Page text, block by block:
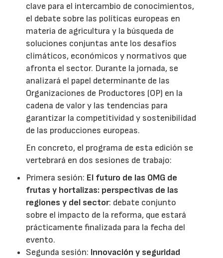
clave para el intercambio de conocimientos,
el debate sobre las políticas europeas en
materia de agricultura y la búsqueda de
soluciones conjuntas ante los desafíos
climáticos, económicos y normativos que
afronta el sector. Durante la jornada, se
analizará el papel determinante de las
Organizaciones de Productores (OP) en la
cadena de valor y las tendencias para
garantizar la competitividad y sostenibilidad
de las producciones europeas.
En concreto, el programa de esta edición se
vertebrará en dos sesiones de trabajo:
Primera sesión: El futuro de las OMG de
frutas y hortalizas: perspectivas de las
regiones y del sector: debate conjunto
sobre el impacto de la reforma, que estará
prácticamente finalizada para la fecha del
evento.
Segunda sesión: Innovación y seguridad